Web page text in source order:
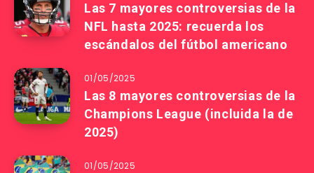
Las 7 mayores controversias de la
NFL hasta 2025: recuerda los
escándalos del fútbol americano
01/05/2025
Las 8 mayores controversias de la
Champions League (incluida la de
2025)
01/05/2025